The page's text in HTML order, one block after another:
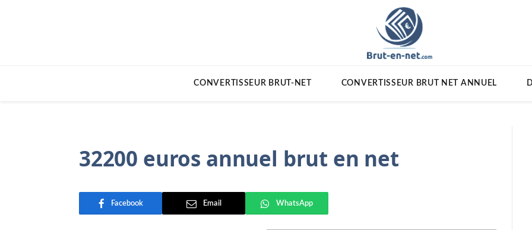
CONVERTISSEUR BRUT-NET CONVERTISSEUR BRUT NET ANNUEL
32200 euros annuel brut en net
Facebook Email WhatsApp